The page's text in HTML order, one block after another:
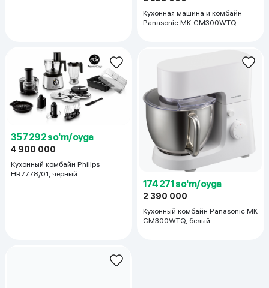
Кухонная машина и комбайн
Panasonic MK-CM300WTQ
357 292 so'm/oyga
4 900 000
Кухонный комбайн Philips
HR7778/01, черный
174 271 so'm/oyga
2 390 000
Кухонный комбайн Panasonic MK
CM300WTQ, белый